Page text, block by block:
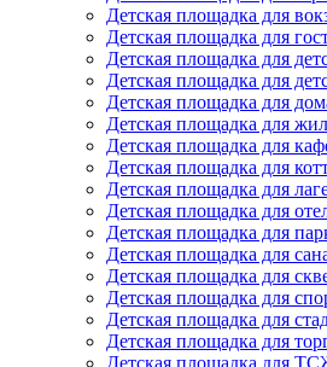
Детская площадка для
Детская площадка для
Детская площадка для
Детская площадка для
Детская площадка для
Детская площадка для
Детская площадка для
Детская площадка для
Детская площадка для
Детская площадка для
Детская площадка для
Детская площадка для
Детская площадка для
Детская площадка для
Детская площадка для
Детская площадка для
Детская площадка для